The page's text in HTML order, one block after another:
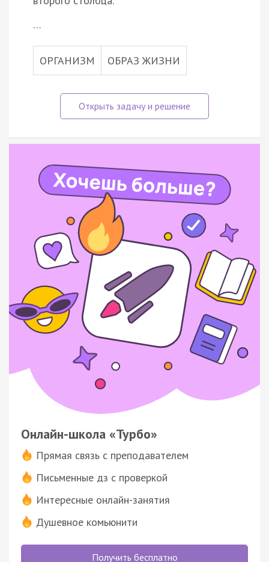
…
ОРГАНИЗМ ОБРАЗ ЖИЗНИ
Онлайн-школа «Турбо»
Прямая связь с преподавателем
Письменные дз с проверкой
Интересные онлайн-занятия
Душевное комьюнити
Получить бесплатно